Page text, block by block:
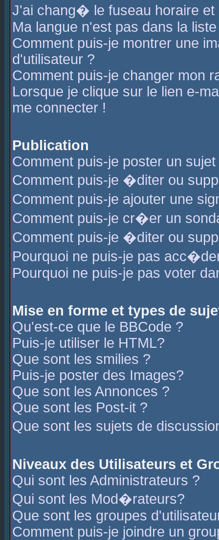
J'ai chang� le fuseau horaire
Ma langue n'est pas dans la
Comment puis-je montrer une
d'utilisateur ?
Comment puis-je changer mon
Lorsque je clique sur le lien e-
me connecter !
Publication
Comment puis-je poster un
Comment puis-je �diter ou
Comment puis-je ajouter une
Comment puis-je cr�er un
Comment puis-je �diter ou
Pourquoi ne puis-je pas
Pourquoi ne puis-je pas voter
Mise en forme et types de
Qu'est-ce que le BBCode ?
Puis-je utiliser le HTML?
Que sont les smilies ?
Puis-je poster des Images?
Que sont les Annonces ?
Que sont les Post-it ?
Que sont les sujets de
Niveaux des Utilisateurs et
Qui sont les Administrateurs ?
Qui sont les Mod�rateurs?
Que sont les groupes
Comment puis-je joindre un